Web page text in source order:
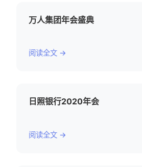
万人集团年会盛典
阅读全文 →
日照银行2020年会
阅读全文 →